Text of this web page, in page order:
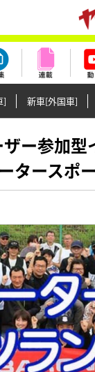
] 新車[外国車]
ー参加型
タースポ